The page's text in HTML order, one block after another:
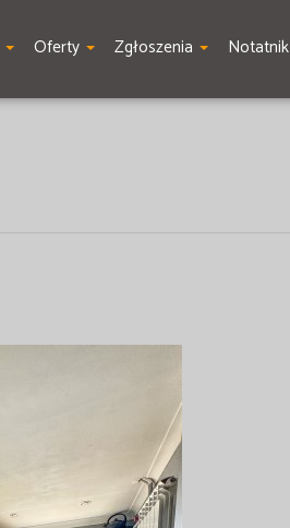
Oferty Zgłoszenia Notatnik